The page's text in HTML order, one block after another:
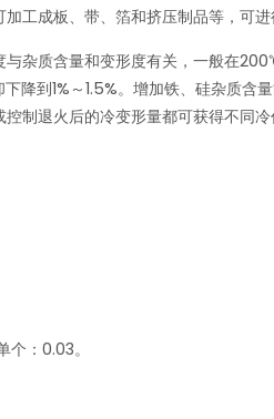
工成板、带、箔和挤压制品等，可进
杂质含量和变形度有关，一般在
到1%～1.5%。增加铁、硅杂质含
制退火后的冷变形量都可获得不同
：0.03。